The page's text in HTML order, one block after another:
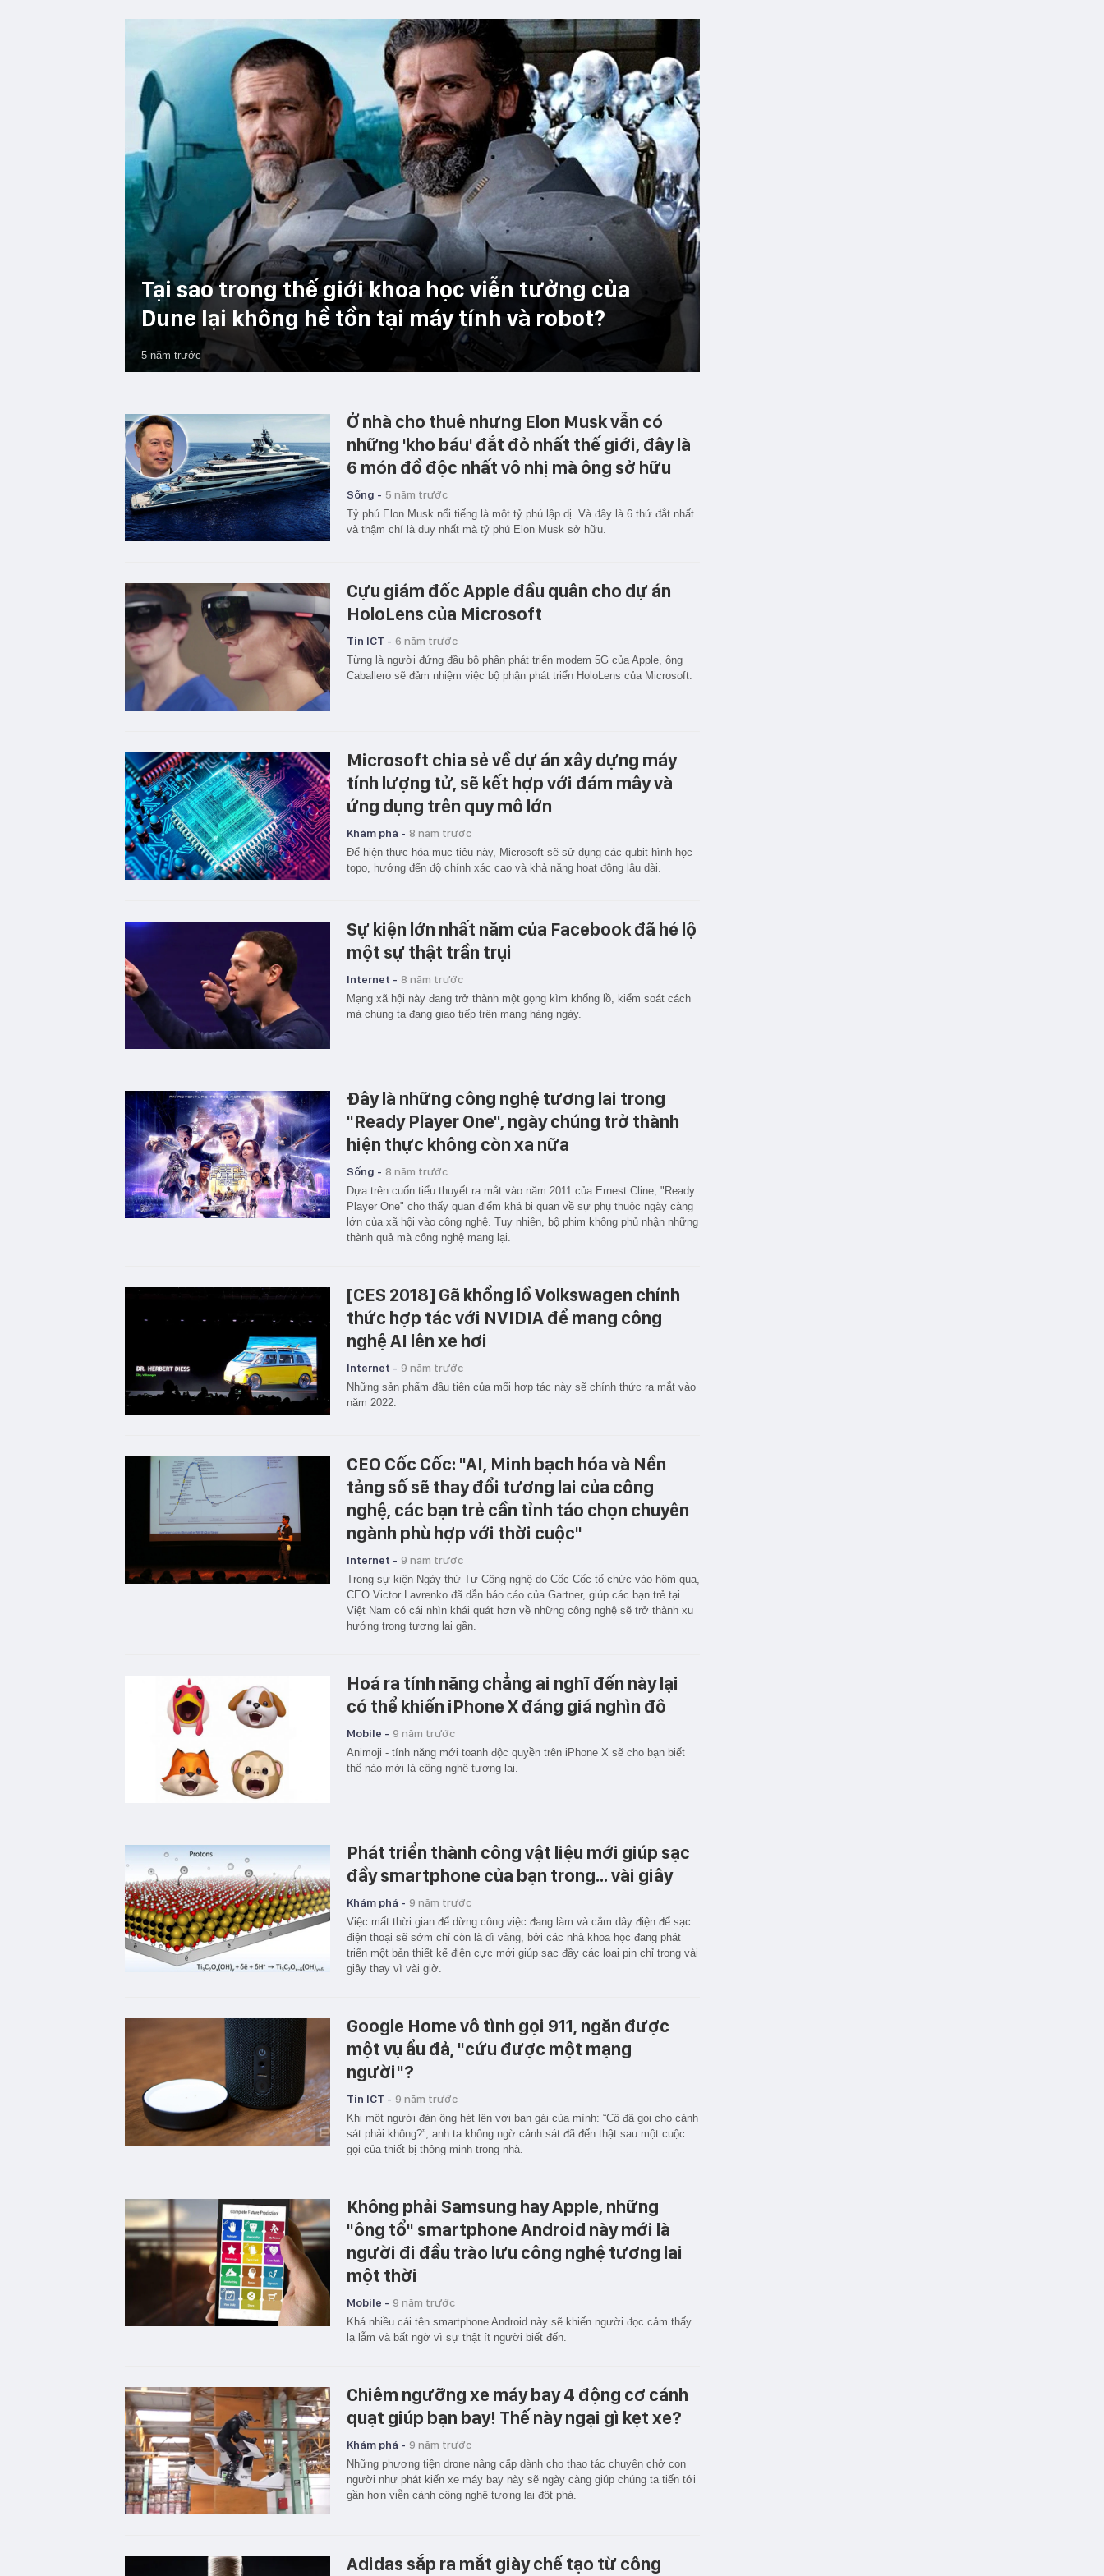
Tại sao trong thế giới khoa học viễn tưởng của
Dune lại không hề tồn tại máy tính và robot?
5 năm trước
Ở nhà cho thuê nhưng Elon Musk vẫn có
những 'kho báu' đắt đỏ nhất thế giới, đây là
6 món đồ độc nhất vô nhị mà ông sở hữu
Sống - 5 năm trước
Tỷ phú Elon Musk nổi tiếng là một tỷ phú lập dị. Và đây là 6 thứ đắt nhất
và thậm chí là duy nhất mà tỷ phú Elon Musk sở hữu.
Cựu giám đốc Apple đầu quân cho dự án
HoloLens của Microsoft
Tin ICT - 6 năm trước
Từng là người đứng đầu bộ phận phát triển modem 5G của Apple, ông
Caballero sẽ đảm nhiệm việc bộ phận phát triển HoloLens của Microsoft.
Microsoft chia sẻ về dự án xây dựng máy
tính lượng tử, sẽ kết hợp với đám mây và
ứng dụng trên quy mô lớn
Khám phá - 8 năm trước
Để hiện thực hóa mục tiêu này, Microsoft sẽ sử dụng các qubit hình học
topo, hướng đến độ chính xác cao và khả năng hoạt động lâu dài.
Sự kiện lớn nhất năm của Facebook đã hé lộ
một sự thật trần trụi
Internet - 8 năm trước
Mạng xã hội này đang trở thành một gọng kìm khổng lồ, kiểm soát cách
mà chúng ta đang giao tiếp trên mạng hàng ngày.
Đây là những công nghệ tương lai trong
"Ready Player One", ngày chúng trở thành
hiện thực không còn xa nữa
Sống - 8 năm trước
Dựa trên cuốn tiểu thuyết ra mắt vào năm 2011 của Ernest Cline, "Ready
Player One" cho thấy quan điểm khá bi quan về sự phụ thuộc ngày càng
lớn của xã hội vào công nghệ. Tuy nhiên, bộ phim không phủ nhận những
thành quả mà công nghệ mang lại.
[CES 2018] Gã khổng lồ Volkswagen chính
thức hợp tác với NVIDIA để mang công
nghệ AI lên xe hơi
Internet - 9 năm trước
Những sản phẩm đầu tiên của mối hợp tác này sẽ chính thức ra mắt vào
năm 2022.
CEO Cốc Cốc: "AI, Minh bạch hóa và Nền
tảng số sẽ thay đổi tương lai của công
nghệ, các bạn trẻ cần tỉnh táo chọn chuyên
ngành phù hợp với thời cuộc"
Internet - 9 năm trước
Trong sự kiện Ngày thứ Tư Công nghệ do Cốc Cốc tổ chức vào hôm qua,
CEO Victor Lavrenko đã dẫn báo cáo của Gartner, giúp các bạn trẻ tại
Việt Nam có cái nhìn khái quát hơn về những công nghệ sẽ trở thành xu
hướng trong tương lai gần.
Hoá ra tính năng chẳng ai nghĩ đến này lại
có thể khiến iPhone X đáng giá nghìn đô
Mobile - 9 năm trước
Animoji - tính năng mới toanh độc quyền trên iPhone X sẽ cho bạn biết
thế nào mới là công nghệ tương lai.
Phát triển thành công vật liệu mới giúp sạc
đầy smartphone của bạn trong... vài giây
Khám phá - 9 năm trước
Việc mất thời gian để dừng công việc đang làm và cắm dây điện để sạc
điện thoại sẽ sớm chỉ còn là dĩ vãng, bởi các nhà khoa học đang phát
triển một bản thiết kế điện cực mới giúp sạc đầy các loại pin chỉ trong vài
giây thay vì vài giờ.
Google Home vô tình gọi 911, ngăn được
một vụ ẩu đả, "cứu được một mạng
người"?
Tin ICT - 9 năm trước
Khi một người đàn ông hét lên với bạn gái của mình: “Cô đã gọi cho cảnh
sát phải không?”, anh ta không ngờ cảnh sát đã đến thật sau một cuộc
gọi của thiết bị thông minh trong nhà.
Không phải Samsung hay Apple, những
"ông tổ" smartphone Android này mới là
người đi đầu trào lưu công nghệ tương lai
một thời
Mobile - 9 năm trước
Khá nhiều cái tên smartphone Android này sẽ khiến người đọc cảm thấy
lạ lẫm và bất ngờ vì sự thật ít người biết đến.
Chiêm ngưỡng xe máy bay 4 động cơ cánh
quạt giúp bạn bay! Thế này ngại gì kẹt xe?
Khám phá - 9 năm trước
Những phương tiện drone nâng cấp dành cho thao tác chuyên chở con
người như phát kiến xe máy bay này sẽ ngày càng giúp chúng ta tiến tới
gần hơn viễn cảnh công nghệ tương lai đột phá.
Adidas sắp ra mắt giày chế tạo từ công